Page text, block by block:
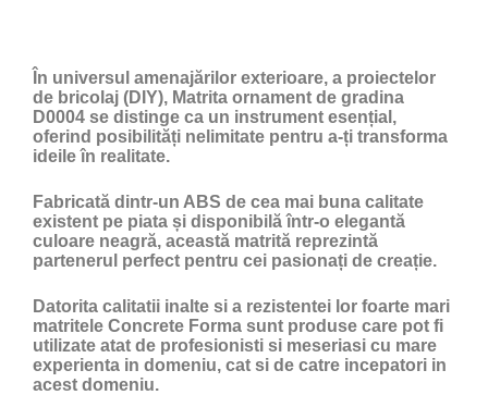
În universul amenajărilor exterioare, a proiectelor
de bricolaj (DIY), Matrita ornament de gradina
D0004 se distinge ca un instrument esențial,
oferind posibilități nelimitate pentru a-ți transforma
ideile în realitate.
Fabricată dintr-un ABS de cea mai buna calitate
existent pe piata și disponibilă într-o elegantă
culoare neagră, această matrită reprezintă
partenerul perfect pentru cei pasionați de creație.
Datorita calitatii inalte si a rezistentei lor foarte mari
matritele Concrete Forma sunt produse care pot fi
utilizate atat de profesionisti si meseriasi cu mare
experienta in domeniu, cat si de catre incepatori in
acest domeniu.